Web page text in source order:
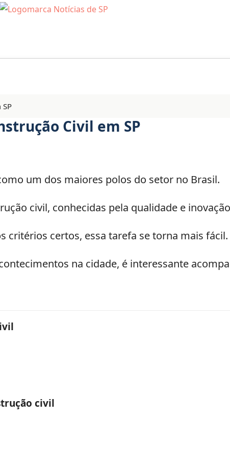
Civil em SP
um dos maiores polos do setor no Brasil.
civil, conhecidas pela qualidade e
critérios certos, essa tarefa se torna mais fácil.
na cidade, é interessante
civil